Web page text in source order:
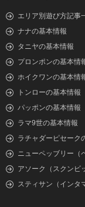
エリア別遊び方記事
ナナの基本情報
タニヤの基本情報
プロンポンの基本情
ホイクワンの基本情
トンローの基本情報
パッポンの基本情報
ラマ9世の基本情報
ラチャダーピセーク
ニューペッブリー（
アソーク（スクンビ
スティサン（インタ